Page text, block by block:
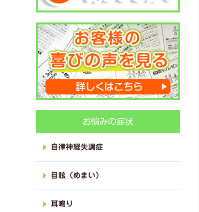
お悩みの症状
自律神経失調症
目眩（めまい）
耳鳴り